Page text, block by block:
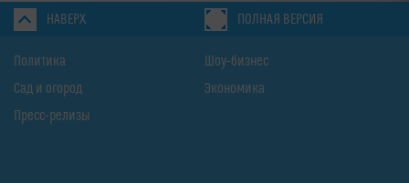
НАВЕРХ ПОЛНАЯ ВЕРСИЯ
Политика
Сад и огород
Пресс-релизы
Шоу-бизнес
Экономика